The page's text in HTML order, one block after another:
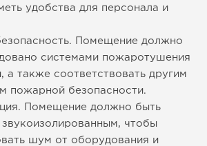
удобства для персонала и
Помещение должно
системами пожаротушения
а также соответствовать другим
пожарной безопасности.
Помещение должно быть
звукоизолированным, чтобы
шум от оборудования и